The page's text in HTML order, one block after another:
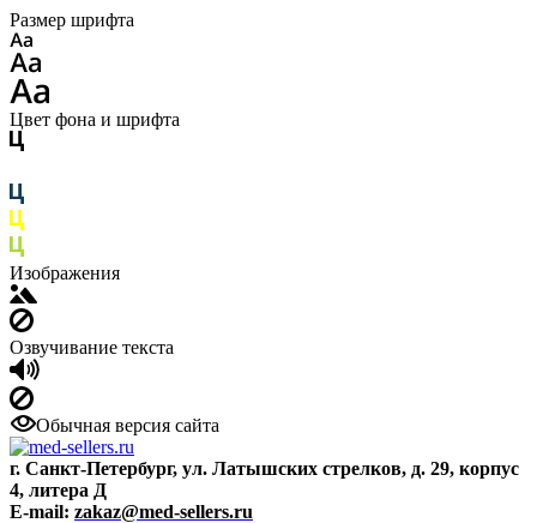
Размер шрифта
Цвет фона и шрифта
Изображения
Озвучивание текста
Обычная версия сайта
г. Санкт-Петербург, ул. Латышских стрелков, д. 29, корпус
4, литера Д
E-mail: zakaz@med-sellers.ru